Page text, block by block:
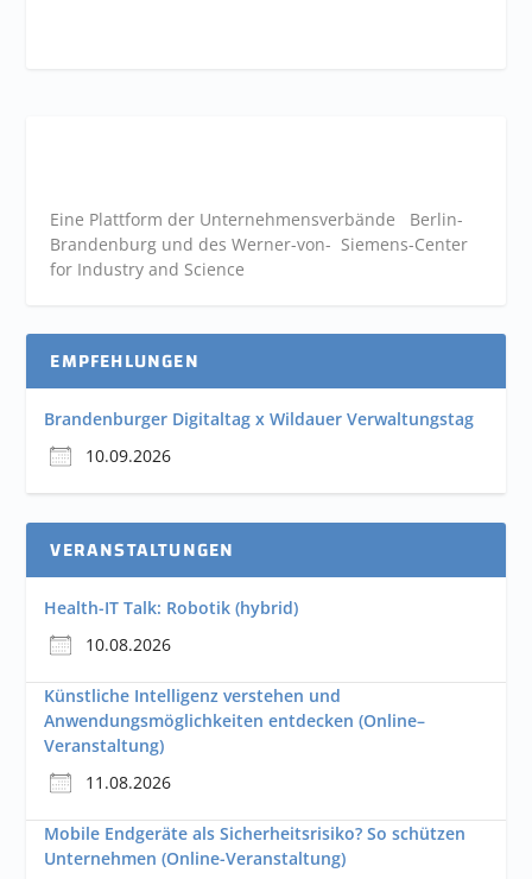
Eine Plattform der Unternehmensverbände Berlin-
Brandenburg und des Werner-von- Siemens-Center
for Industry and Science
EMPFEHLUNGEN
Brandenburger Digitaltag x Wildauer Verwaltungstag
10.09.2026
VERANSTALTUNGEN
Health-IT Talk: Robotik (hybrid)
10.08.2026
Künstliche Intelligenz verstehen und
Anwendungsmöglichkeiten entdecken (Online–
Veranstaltung)
11.08.2026
Mobile Endgeräte als Sicherheitsrisiko? So schützen
Unternehmen (Online-Veranstaltung)